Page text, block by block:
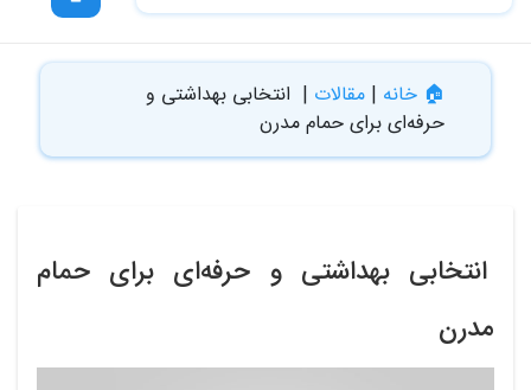
دسته
بندی
با
ما
🏠 خانه | مقالات | انتخابی بهداشتی و
حرفه‌ای برای حمام مدرن
انتخابی بهداشتی و حرفه‌ای برای حمام
مدرن